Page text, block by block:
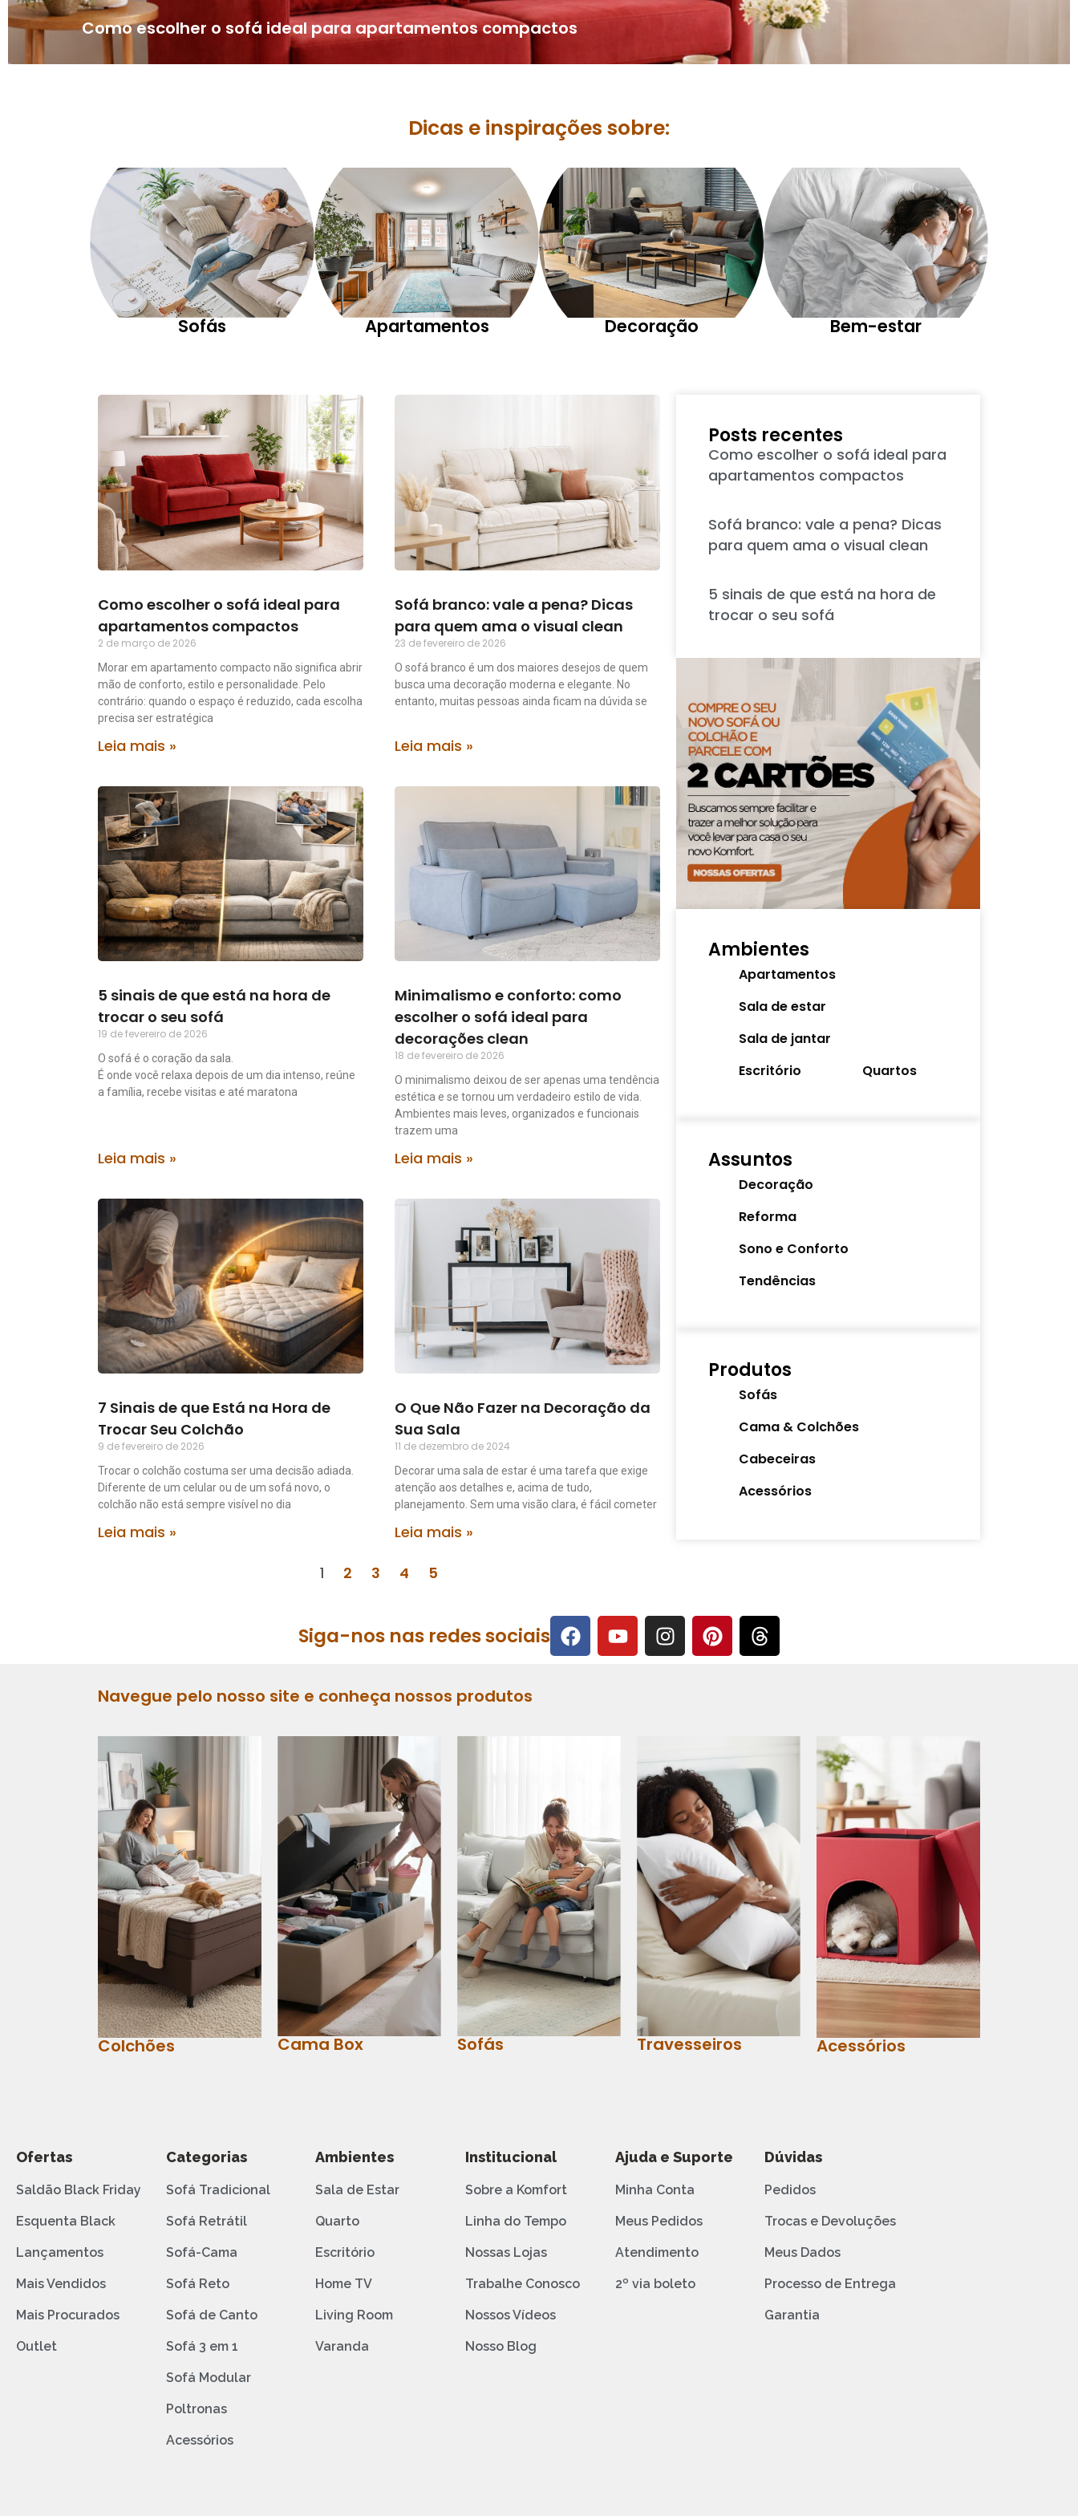
Como escolher o sofá ideal para apartamentos compactos
Dicas e inspirações sobre:
Sofás Apartamentos Decoração Bem-estar
Como escolher o sofá ideal para
apartamentos compactos
2 de março de 2026
Morar em apartamento compacto não significa abrir
mão de conforto, estilo e personalidade. Pelo
contrário: quando o espaço é reduzido, cada escolha
precisa ser estratégica
Leia mais »
Sofá branco: vale a pena? Dicas
para quem ama o visual clean
23 de fevereiro de 2026
O sofá branco é um dos maiores desejos de quem
busca uma decoração moderna e elegante. No
entanto, muitas pessoas ainda ficam na dúvida se
Leia mais »
5 sinais de que está na hora de
trocar o seu sofá
19 de fevereiro de 2026
O sofá é o coração da sala.
É onde você relaxa depois de um dia intenso, reúne
a família, recebe visitas e até maratona
Leia mais »
Minimalismo e conforto: como
escolher o sofá ideal para
decorações clean
18 de fevereiro de 2026
O minimalismo deixou de ser apenas uma tendência
estética e se tornou um verdadeiro estilo de vida.
Ambientes mais leves, organizados e funcionais
trazem uma
Leia mais »
7 Sinais de que Está na Hora de
Trocar Seu Colchão
9 de fevereiro de 2026
Trocar o colchão costuma ser uma decisão adiada.
Diferente de um celular ou de um sofá novo, o
colchão não está sempre visível no dia
Leia mais »
O Que Não Fazer na Decoração da
Sua Sala
11 de dezembro de 2024
Decorar uma sala de estar é uma tarefa que exige
atenção aos detalhes e, acima de tudo,
planejamento. Sem uma visão clara, é fácil cometer
Leia mais »
1 2 3 4 5
Posts recentes
Como escolher o sofá ideal para
apartamentos compactos
Sofá branco: vale a pena? Dicas
para quem ama o visual clean
5 sinais de que está na hora de
trocar o seu sofá
Ambientes
Apartamentos
Sala de estar
Sala de jantar
Escritório
Quartos
Assuntos
Decoração
Reforma
Sono e Conforto
Tendências
Produtos
Sofás
Cama & Colchões
Cabeceiras
Acessórios
Siga-nos nas redes sociais
Navegue pelo nosso site e conheça nossos produtos
Colchões Cama Box Sofás Travesseiros Acessórios
Ofertas
Saldão Black Friday
Esquenta Black
Lançamentos
Mais Vendidos
Mais Procurados
Outlet
Categorias
Sofá Tradicional
Sofá Retrátil
Sofá-Cama
Sofá Reto
Sofá de Canto
Sofá 3 em 1
Sofá Modular
Poltronas
Acessórios
Ambientes
Sala de Estar
Quarto
Escritório
Home TV
Living Room
Varanda
Institucional
Sobre a Komfort
Linha do Tempo
Nossas Lojas
Trabalhe Conosco
Nossos Vídeos
Nosso Blog
Ajuda e Suporte
Minha Conta
Meus Pedidos
Atendimento
2º via boleto
Dúvidas
Pedidos
Trocas e Devoluções
Meus Dados
Processo de Entrega
Garantia